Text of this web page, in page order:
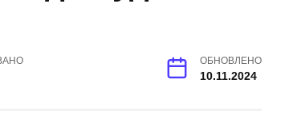
ОБНОВЛЕНО
10.11.2024